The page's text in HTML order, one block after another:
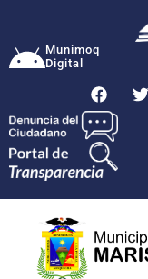
Munimoq
Digital